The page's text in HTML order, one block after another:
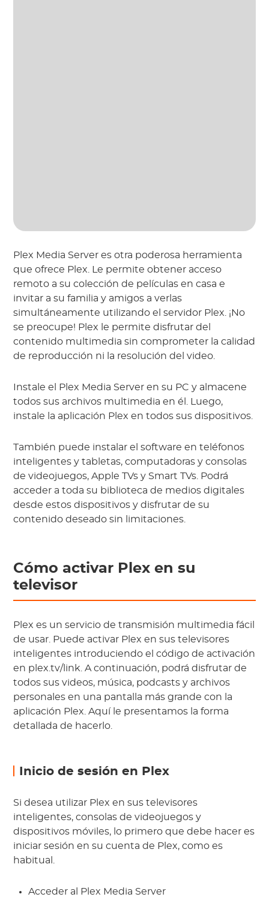
Plex Media Server es otra poderosa herramienta
que ofrece Plex. Le permite obtener acceso
remoto a su colección de películas en casa e
invitar a su familia y amigos a verlas
simultáneamente utilizando el servidor Plex. ¡No
se preocupe! Plex le permite disfrutar del
contenido multimedia sin comprometer la calidad
de reproducción ni la resolución del video.
Instale el Plex Media Server en su PC y almacene
todos sus archivos multimedia en él. Luego,
instale la aplicación Plex en todos sus dispositivos.
También puede instalar el software en teléfonos
inteligentes y tabletas, computadoras y consolas
de videojuegos, Apple TVs y Smart TVs. Podrá
acceder a toda su biblioteca de medios digitales
desde estos dispositivos y disfrutar de su
contenido deseado sin limitaciones.
Cómo activar Plex en su
televisor
Plex es un servicio de transmisión multimedia fácil
de usar. Puede activar Plex en sus televisores
inteligentes introduciendo el código de activación
en plex.tv/link. A continuación, podrá disfrutar de
todos sus videos, música, podcasts y archivos
personales en una pantalla más grande con la
aplicación Plex. Aquí le presentamos la forma
detallada de hacerlo.
Inicio de sesión en Plex
Si desea utilizar Plex en sus televisores
inteligentes, consolas de videojuegos y
dispositivos móviles, lo primero que debe hacer es
iniciar sesión en su cuenta de Plex, como es
habitual.
Acceder al Plex Media Server